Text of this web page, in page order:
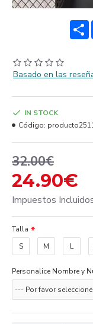
Basado en las
24.90€
32.00€
Impuestos
IN STOCK
Código:
Talla
S
M L
Personalice Nombre y